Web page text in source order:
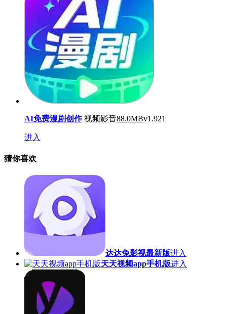
AI免费漫剧创作 视频影音88.0MBv1.921
进入
猜你喜欢
达达兔影视最新版进入
天天视频app手机版进入